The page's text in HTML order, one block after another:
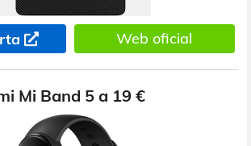
Web oficial
Mi Band 5 a 19 €